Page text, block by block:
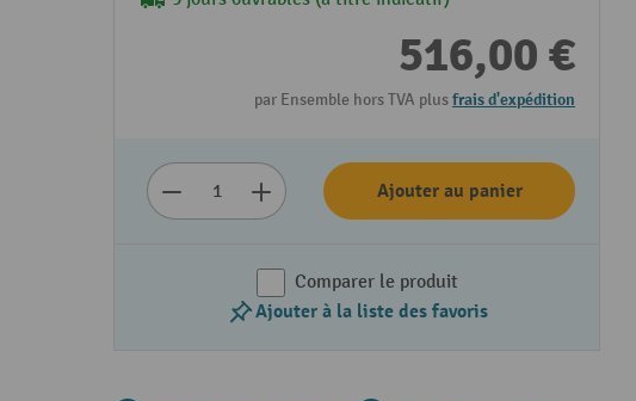
516,00 €
par Ensemble hors TVA plusfrais d'expédition
Ajouter au panier
Comparer le produit
Ajouter à la liste des favoris